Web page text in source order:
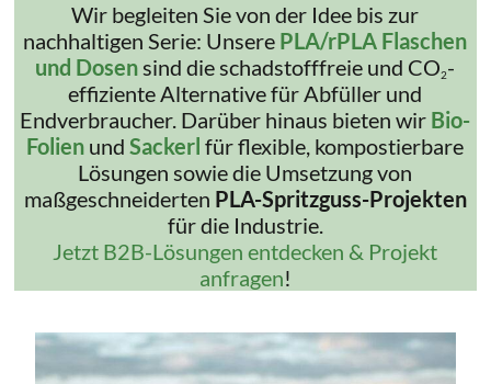
Wir begleiten Sie von der Idee bis zur
nachhaltigen Serie: Unsere PLA/rPLA Flaschen
und Dosensind die schadstofffreie und CO2-
effiziente Alternative für Abfüller und
Endverbraucher. Darüber hinaus bieten wir Bio-
Folien undSackerl für flexible, kompostierbare
Lösungen sowie die Umsetzung von
maßgeschneiderten PLA-Spritzguss-Projekten
für die Industrie.
Jetzt B2B-Lösungen entdecken & Projekt
anfragen!